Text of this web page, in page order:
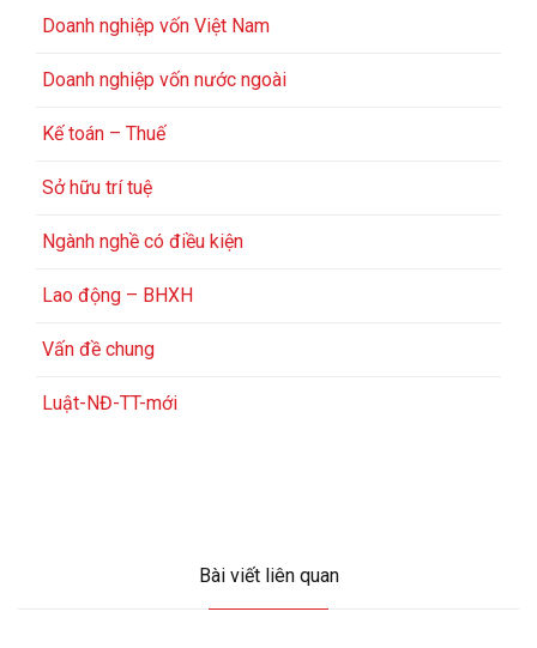
Doanh nghiệp vốn Việt Nam
Doanh nghiệp vốn nước ngoài
Kế toán – Thuế
Sở hữu trí tuệ
Ngành nghề có điều kiện
Lao động – BHXH
Vấn đề chung
Luật-NĐ-TT-mới
Bài viết liên quan